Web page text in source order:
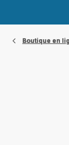
Boutique en